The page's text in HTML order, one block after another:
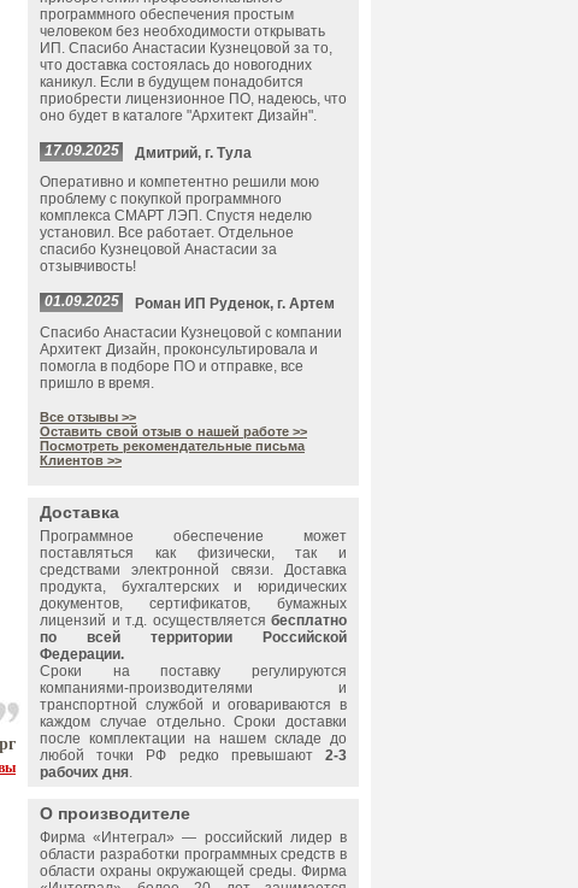
программного обеспечения простым
человеком без необходимости открывать
ИП. Спасибо Анастасии Кузнецовой за то,
что доставка состоялась до новогодних
каникул. Если в будущем понадобится
приобрести лицензионное ПО, надеюсь, что
оно будет в каталоге "Архитект Дизайн".
17.09.2025
Дмитрий, г. Тула
Оперативно и компетентно решили мою
проблему с покупкой программного
комплекса СМАРТ ЛЭП. Спустя неделю
установил. Все работает. Отдельное
спасибо Кузнецовой Анастасии за
отзывчивость!
01.09.2025
Роман ИП Руденок, г. Артем
Спасибо Анастасии Кузнецовой с компании
Архитект Дизайн, проконсультировала и
помогла в подборе ПО и отправке, все
пришло в время.
Все отзывы >>
Оставить свой отзыв о нашей работе >>
Посмотреть рекомендательные письма
Клиентов >>
Доставка
Программное обеспечение может
поставляться как физически, так и
средствами электронной связи. Доставка
продукта, бухгалтерских и юридических
документов, сертификатов, бумажных
лицензий и т.д. осуществляется бесплатно
по всей территории Российской
Федерации.
Сроки на поставку регулируются
компаниями-производителями и
транспортной службой и оговариваются в
каждом случае отдельно. Сроки доставки
после комплектации на нашем складе до
любой точки РФ редко превышают 2-3
рабочих дня.
О производителе
Фирма « Интеграл» — российский лидер в
области разработки программных средств в
области охраны окружающей среды. Фирма